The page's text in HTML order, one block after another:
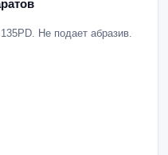
Не подает абразив.